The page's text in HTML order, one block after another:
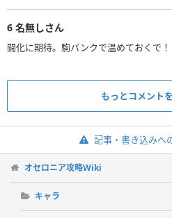
6 名無しさん
闘化に期待。駒バンクで温めておくで！
もっとコメント
記事・書き込みへ
オセロニア攻略Wiki
キャラ